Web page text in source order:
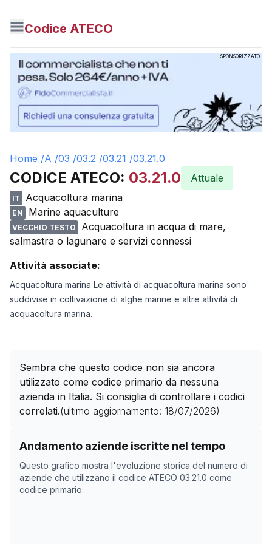
Codice ATECO
SPONSORIZZATO
Home /A /03 /03.2 /03.21 /03.21.0
CODICE ATECO: 03.21.0 Attuale
IT Acquacoltura marina
EN Marine aquaculture
VECCHIO TESTO
Acquacoltura in acqua di mare,
salmastra o lagunare e servizi connessi
Attività associate:
Acquacoltura marina Le attività di acquacoltura marina sono
suddivise in coltivazione di alghe marine e altre attività di
acquacoltura marina.
Sembra che questo codice non sia ancora
utilizzato come codice primario da nessuna
azienda in Italia. Si consiglia di controllare i codici
correlati.(ultimo aggiornamento: 18/07/2026)
Andamento aziende iscritte nel tempo
Questo grafico mostra l'evoluzione storica del numero di
aziende che utilizzano il codice ATECO 03.21.0 come
codice primario.
Storico numero di aziende con codice ATECO
Data rilevazione
11/04/2025
0
27/05/2025